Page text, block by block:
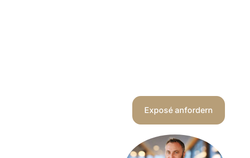
Exposé anfordern